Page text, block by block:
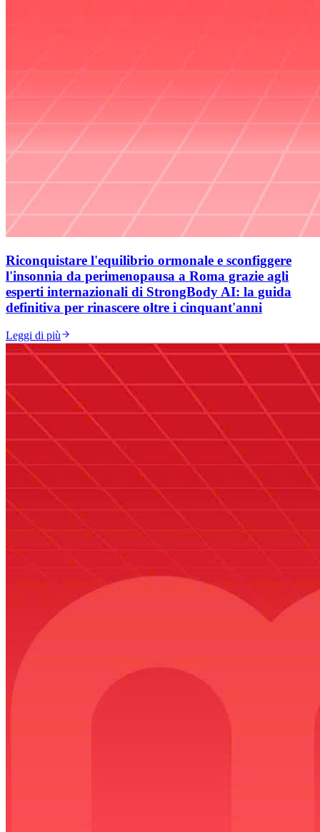
Riconquistare l'equilibrio ormonale e sconfiggere
l'insonnia da perimenopausa a Roma grazie agli
esperti internazionali di StrongBody AI: la guida
definitiva per rinascere oltre i cinquant'anni
Leggi di più